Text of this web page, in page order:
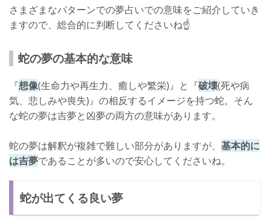
さまざまなパターンでの夢占いでの意味をご紹介していき
ますので、総合的に判断してくださいね☝
蛇の夢の基本的な意味
『想像(生命力や再生力、癒しや繁栄)』と『破壊(死や病
気、悲しみや喪失)』の相反するイメージを持つ蛇。そん
な蛇の夢は吉夢と凶夢の両方の意味があります。
蛇の夢は解釈が複雑で難しい部分がありますが、 基本的に
は吉夢であることが多いので安心してくださいね。
蛇が出てくる良い夢